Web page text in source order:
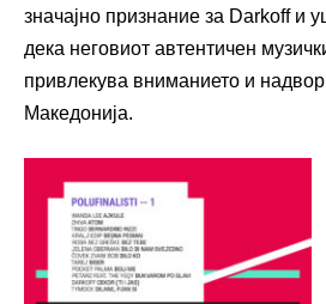
значајно признание за Darkoff и
дека неговиот автентичен
привлекува вниманието и
Македонија.